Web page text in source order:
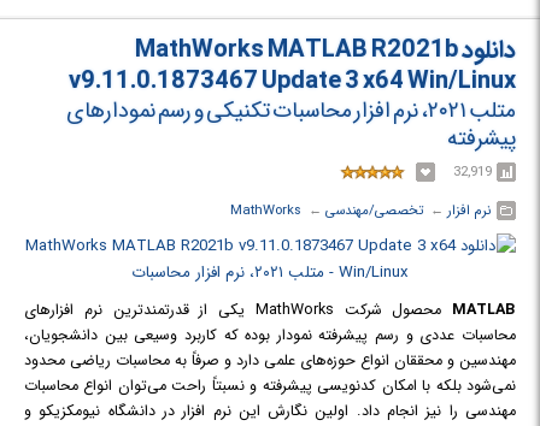
دانلود MathWorks MATLAB R2021b
v9.11.0.1873467 Update 3 x64 Win/Linux
متلب ۲۰۲۱، نرم افزار محاسبات تکنیکی و رسم نمودارهای
پیشرفته
32,919
نرم افزار ← ‏تخصصی/مهندسی ← ‏
MathWorks
MATLAB
محصول شرکت MathWorks یکی از قدرتمندترین نرم افزارهای
محاسبات عددی و رسم پیشرفته نمودار بوده که کاربرد وسیعی بین دانشجویان،
مهندسین و محققان انواع حوزه‌های علمی دارد و صرفاً به محاسبات ریاضی محدود
نمی‌شود بلکه با امکان کدنویسی پیشرفته و نسبتاً راحت می‌توان انواع محاسبات
مهندسی را نیز انجام داد. اولین نگارش این نرم افزار در دانشگاه نیومکزیکو و